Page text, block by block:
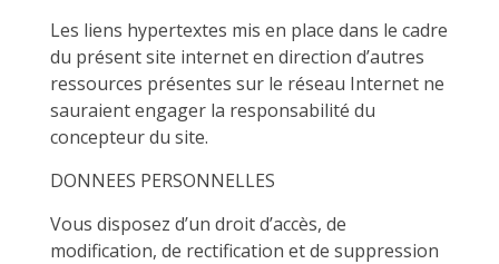
Les liens hypertextes mis en place dans le cadre
du présent site internet en direction d’autres
ressources présentes sur le réseau Internet ne
sauraient engager la responsabilité du
concepteur du site.
DONNEES PERSONNELLES
Vous disposez d’un droit d’accès, de
modification, de rectification et de suppression